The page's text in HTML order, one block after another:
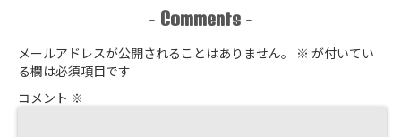
- Comments -
メールアドレスが公開されることはありません。 ※ が付いてい
る欄は必須項目です
コメント ※